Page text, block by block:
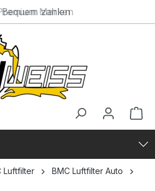
Marken
zahlen
Luftfilter
BMC Luftfilter Auto